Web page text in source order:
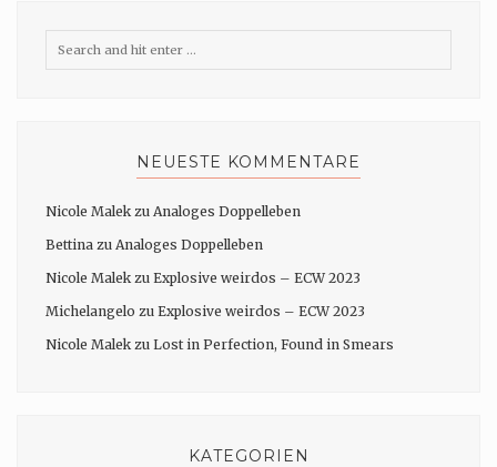
NEUESTE KOMMENTARE
Nicole Malek zu Analoges Doppelleben
Bettina zu Analoges Doppelleben
Nicole Malek zu Explosive weirdos – ECW 2023
Michelangelo zu Explosive weirdos – ECW 2023
Nicole Malek zu Lost in Perfection, Found in Smears
KATEGORIEN